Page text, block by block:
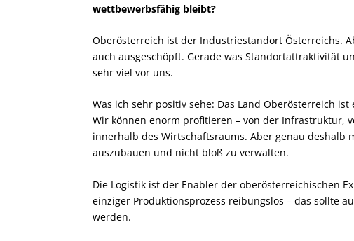
wettbewerbsfähig bleibt?
Oberösterreich ist der Industriestandort Österreichs.
auch ausgeschöpft. Gerade was Standortattraktivität
sehr viel vor uns.
Was ich sehr positiv sehe: Das Land Oberösterreich
Wir können enorm profitieren – von der Infrastruktur,
innerhalb des Wirtschaftsraums. Aber genau deshalb
auszubauen und nicht bloß zu verwalten.
Die Logistik ist der Enabler der oberösterreichischen
einziger Produktionsprozess reibungslos – das sollte
werden.